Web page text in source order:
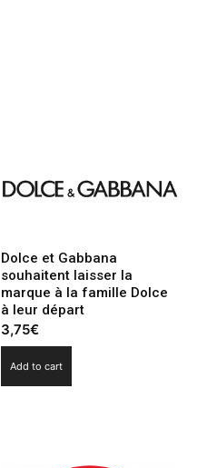
Dolce et Gabbana
souhaitent laisser la
marque à la famille Dolce
à leur départ
3,75€
Add to cart